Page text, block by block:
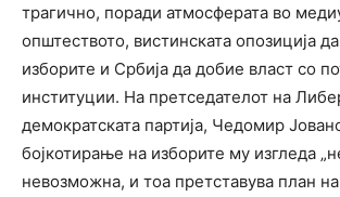
трагично, поради атмосферата во
општеството, вистинската опозиција
изборите и Србија да добие власт со
институции. На претседателот на
демократската партија, Чедомир
бојкотирање на изборите му изгледа
невозможна, и тоа претставува план